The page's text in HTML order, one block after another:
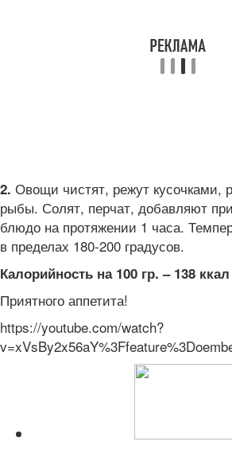
2. Овощи чистят, режут кусочками,
рыбы. Солят, перчат, добавляют
блюдо на протяжении 1 часа.
в пределах 180-200 градусов.
Калорийность на 100 гр. – 138 ккал
Приятного аппетита!
https://youtube.com/watch?